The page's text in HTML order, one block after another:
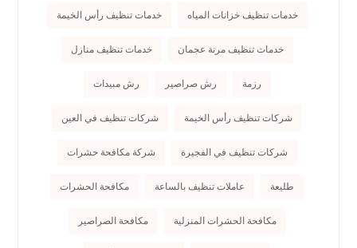
خدمات تنظيف خزانات المياه خدمات تنظيف رأس الخيمة
خدمات تنظيف مرنة عجمان خدمات تنظيف منازل
رزمة رش صراصير رش مبيدات
شركات تنظيف رأس الخيمة شركات تنظيف في العين
شركات تنظيف في الفجيرة شركة مكافحة حشرات
طليعة عاملات تنظيف بالساعة مكافحة الحشرات
مكافحة الحشرات المنزلية مكافحة الصراصير